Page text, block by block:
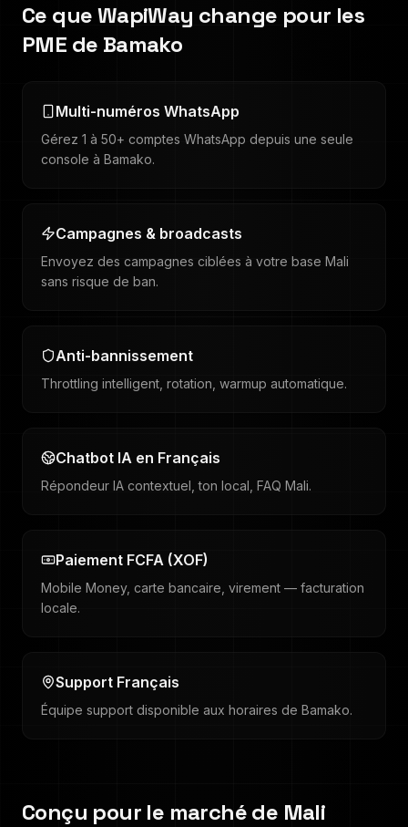
Ce que WapiWay change pour les
PME de Bamako
Multi-numéros WhatsApp
Gérez 1 à 50+ comptes WhatsApp depuis une seule
console à Bamako.
Campagnes & broadcasts
Envoyez des campagnes ciblées à votre base Mali
sans risque de ban.
Anti-bannissement
Throttling intelligent, rotation, warmup automatique.
Chatbot IA en Français
Répondeur IA contextuel, ton local, FAQ Mali.
Paiement FCFA (XOF)
Mobile Money, carte bancaire, virement — facturation
locale.
Support Français
Équipe support disponible aux horaires de Bamako.
Conçu pour le marché de Mali